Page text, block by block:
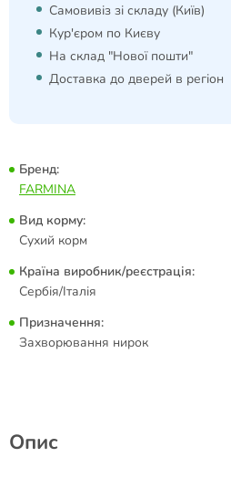
Самовивіз зі складу (Київ)
Кур'єром по Києву
На склад "Нової пошти"
Доставка до дверей в регіон
Бренд:
FARMINA
Вид корму:
Сухий корм
Країна виробник/реєстрація:
Сербія/Італія
Призначення:
Захворювання нирок
Опис